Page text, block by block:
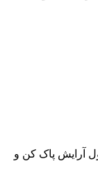
آرایش پاک کن و